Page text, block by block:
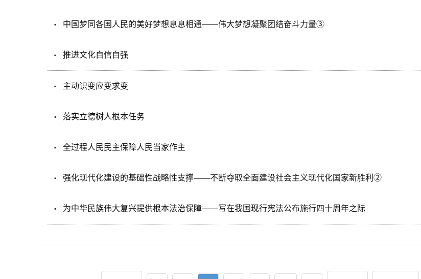
中国梦同各国人民的美好梦想息息相通——伟大梦想凝聚团结奋斗力量③
推进文化自信自强
主动识变应变求变
落实立德树人根本任务
全过程人民民主保障人民当家作主
强化现代化建设的基础性战略性支撑——不断夺取全面建设社会主义现代化国家新胜利②
为中华民族伟大复兴提供根本法治保障——写在我国现行宪法公布施行四十周年之际